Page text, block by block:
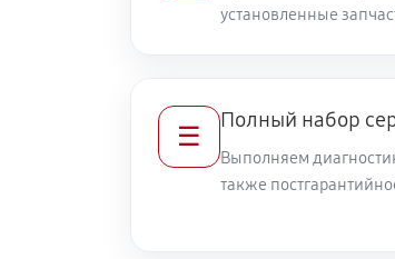
установленные
☰
Полный набор
Выполняем
также